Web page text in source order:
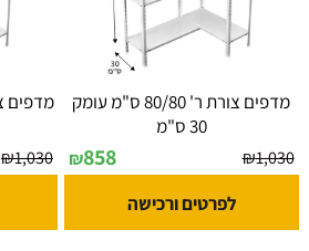
מדפים צורת ר' 80/80 ס"מ עומק
30 ס"מ
₪1,030
₪858
לפרטים ורכישה
₪1,030